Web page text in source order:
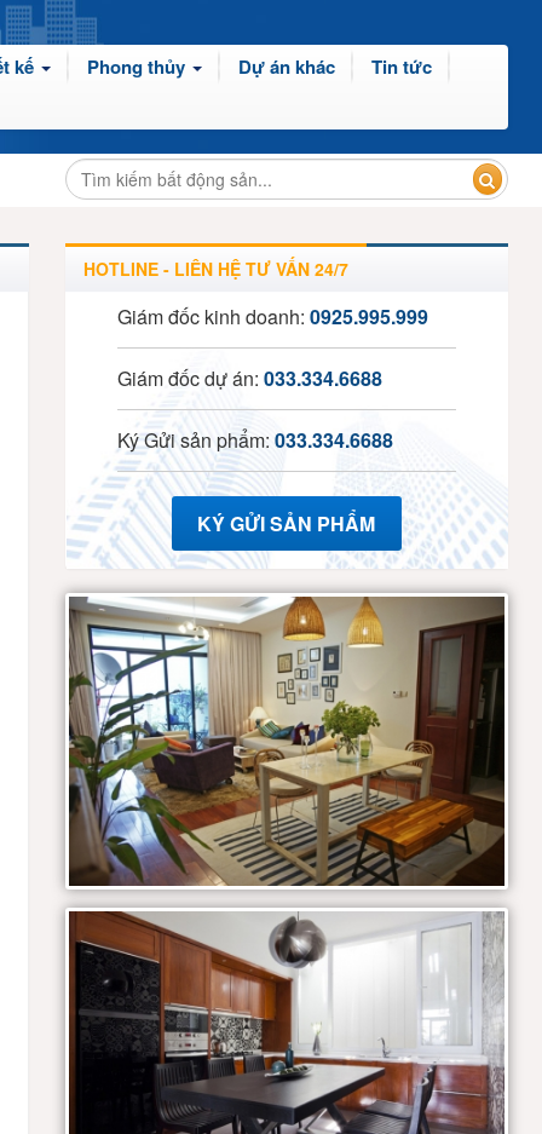
kế Phong thủy Dự án khác
Tin tức
HOTLINE - LIÊN HỆ TƯ VẤN 24/7
Giám đốc kinh doanh: 0925.995.999
Giám đốc dự án: 033.334.6688
Ký Gửi sản phẩm: 033.334.6688
KÝ GỬI SẢN PHẨM